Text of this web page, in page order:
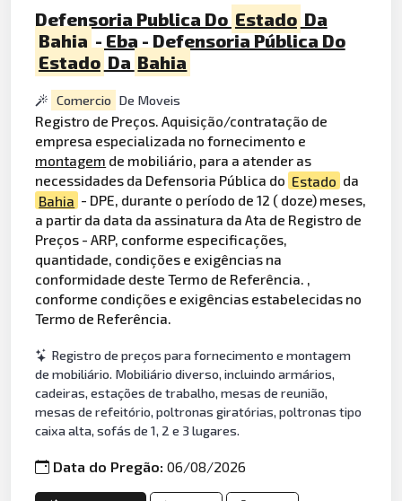
Defensoria Publica Do Estado Da
Bahia - Eba - Defensoria Pública Do
Estado Da Bahia
Comercio De Moveis
Registro de Preços. Aquisição/contratação de
empresa especializada no fornecimento e
montagem de mobiliário, para a atender as
necessidades da Defensoria Pública do Estado da
Bahia - DPE, durante o período de 12 ( doze) meses,
a partir da data da assinatura da Ata de Registro de
Preços - ARP, conforme especificações,
quantidade, condições e exigências na
conformidade deste Termo de Referência. ,
conforme condições e exigências estabelecidas no
Termo de Referência.
Registro de preços para fornecimento e montagem
de mobiliário. Mobiliário diverso, incluindo armários,
cadeiras, estações de trabalho, mesas de reunião,
mesas de refeitório, poltronas giratórias, poltronas tipo
caixa alta, sofás de 1, 2 e 3 lugares.
Data do Pregão:06/08/2026